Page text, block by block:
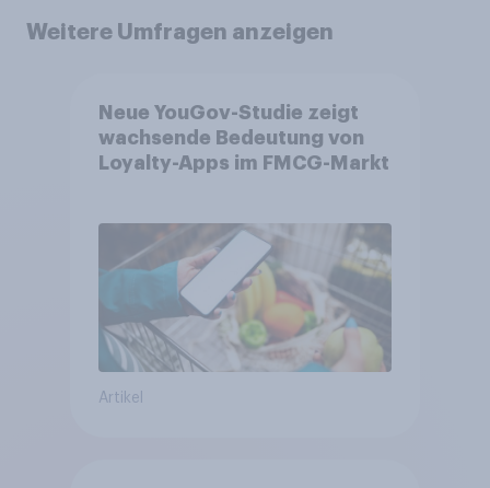
Weitere Umfragen anzeigen
Neue YouGov-Studie zeigt
wachsende Bedeutung von
Loyalty-Apps im FMCG-Markt
Artikel